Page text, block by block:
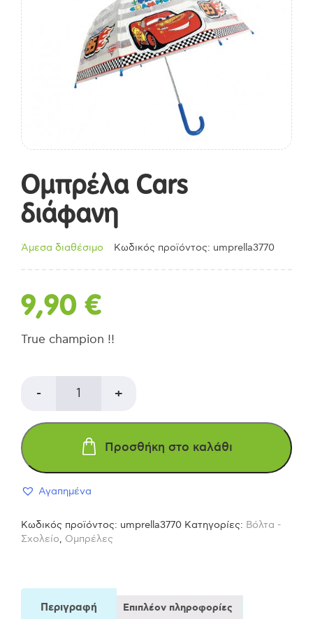
Ομπρέλα Cars
διάφανη
Άμεσα διαθέσιμο Κωδικός προϊόντος: umprella3770
9,90 €
True champion !!
- Ομπρέλα
Cars
ποσότητα
+
Προσθήκη στο καλάθι
Αγαπημένα
Κωδικός προϊόντος: umprella3770 Κατηγορίες: Βόλτα -
Σχολείο, Ομπρέλες
Περιγραφή Επιπλέον πληροφορίες